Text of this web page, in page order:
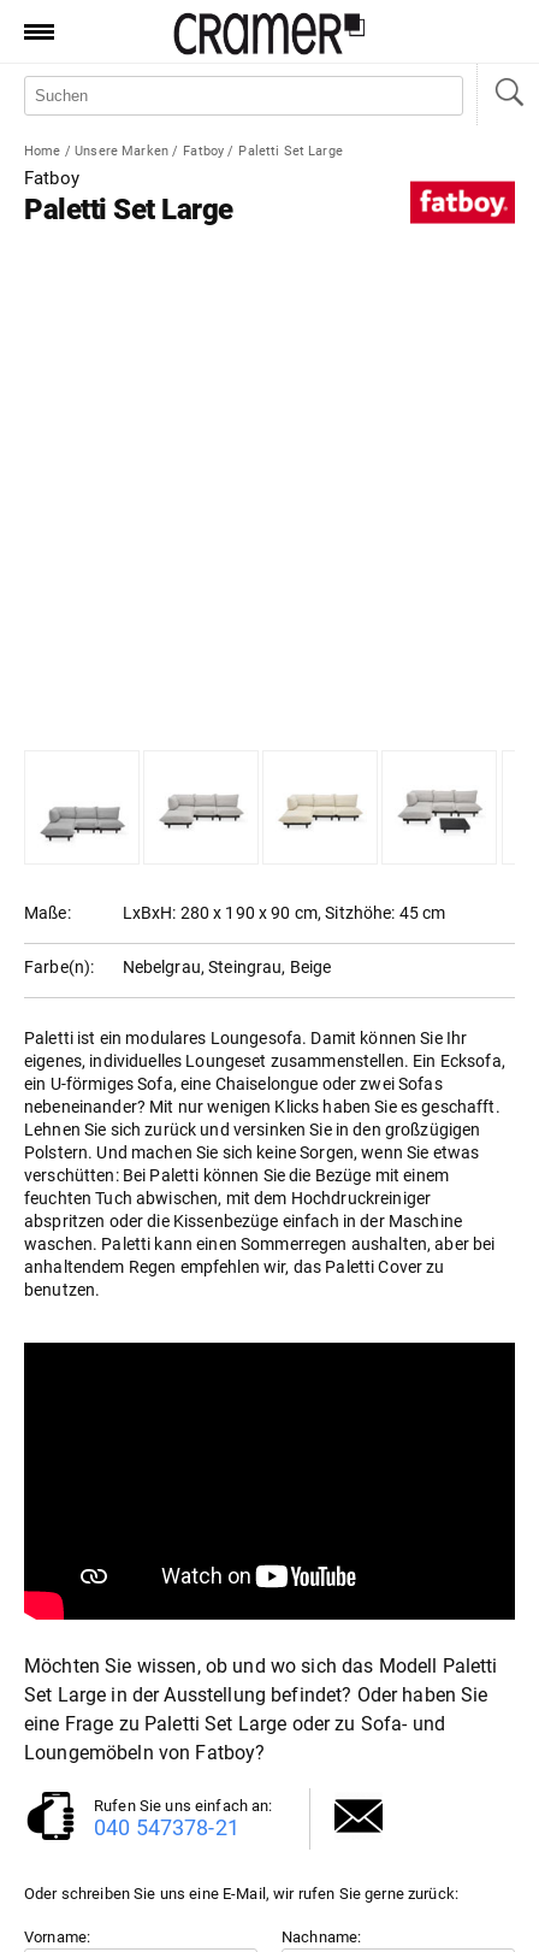
Produkte
Manufaktur
Aktionen
Home / Unsere Marken / Fatboy / Paletti Set Large
Fatboy
Paletti Set Large
Maße: LxBxH: 280 x 190 x 90 cm, Sitzhöhe: 45 cm
Farbe(n): Nebelgrau, Steingrau, Beige
Paletti ist ein modulares Loungesofa. Damit können Sie Ihr
eigenes, individuelles Loungeset zusammenstellen. Ein Ecksofa,
ein U-förmiges Sofa, eine Chaiselongue oder zwei Sofas
nebeneinander? Mit nur wenigen Klicks haben Sie es geschafft.
Lehnen Sie sich zurück und versinken Sie in den großzügigen
Polstern. Und machen Sie sich keine Sorgen, wenn Sie etwas
verschütten: Bei Paletti können Sie die Bezüge mit einem
feuchten Tuch abwischen, mit dem Hochdruckreiniger
abspritzen oder die Kissenbezüge einfach in der Maschine
waschen. Paletti kann einen Sommerregen aushalten, aber bei
anhaltendem Regen empfehlen wir, das Paletti Cover zu
benutzen.
Möchten Sie wissen, ob und wo sich das Modell Paletti
Set Large in der Ausstellung befindet? Oder haben Sie
eine Frage zu Paletti Set Large oder zu Sofa- und
Loungemöbel
von Fatboy?
Rufen Sie uns einfach an:
040 547378-21
Oder schreiben Sie uns eine E-Mail, wir rufen Sie gerne zurück:
Vorname: Nachname: